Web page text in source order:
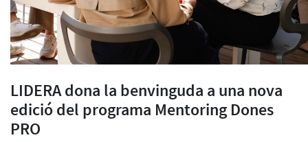
LIDERA dona la benvinguda a una nova
edició del programa Mentoring Dones
PRO